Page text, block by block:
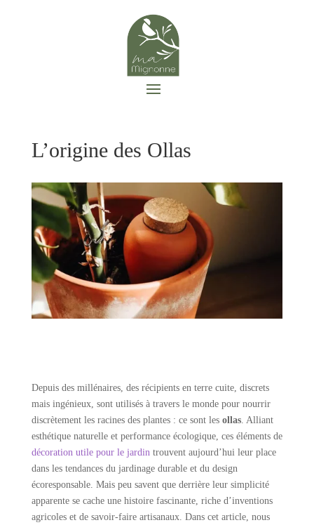
L’origine des Ollas
Depuis des millénaires, des récipients en terre cuite, discrets
mais ingénieux, sont utilisés à travers le monde pour nourrir
discrètement les racines des plantes : ce sont les ollas. Alliant
esthétique naturelle et performance écologique, ces éléments de
décoration utile pour le jardintrouvent aujourd’hui leur place
dans les tendances du jardinage durable et du design
écoresponsable. Mais peu savent que derrière leur simplicité
apparente se cache une histoire fascinante, riche d’inventions
agricoles et de savoir-faire artisanaux. Dans cet article, nous